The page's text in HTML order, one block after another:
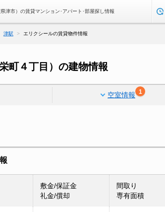
津市）の賃貸マンション･アパート･部屋探し情報
津駅 エリクシールの賃貸物件情報
町４丁目）の建物情報
空室情報 1
敷金/保証金
礼金/償却
間取り
専有面積